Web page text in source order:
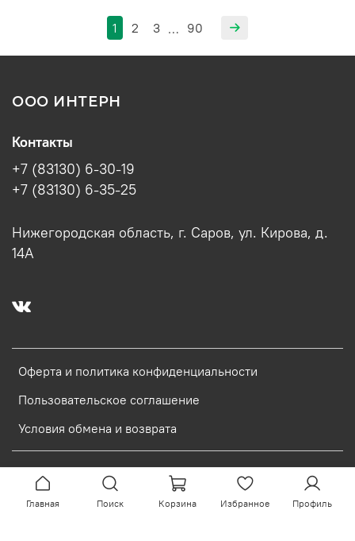
1 2 3 … 90
ООО ИНТЕРН
Оферта и политика конфиденциальности
Пользовательское соглашение
Условия обмена и возврата
Контакты
+7 (83130) 6-30-19
+7 (83130) 6-35-25
Нижегородская область, г. Саров, ул. Кирова, д.
14А
Интернет-магазин создан на InSales
Главная Поиск Корзина Избранное Профиль